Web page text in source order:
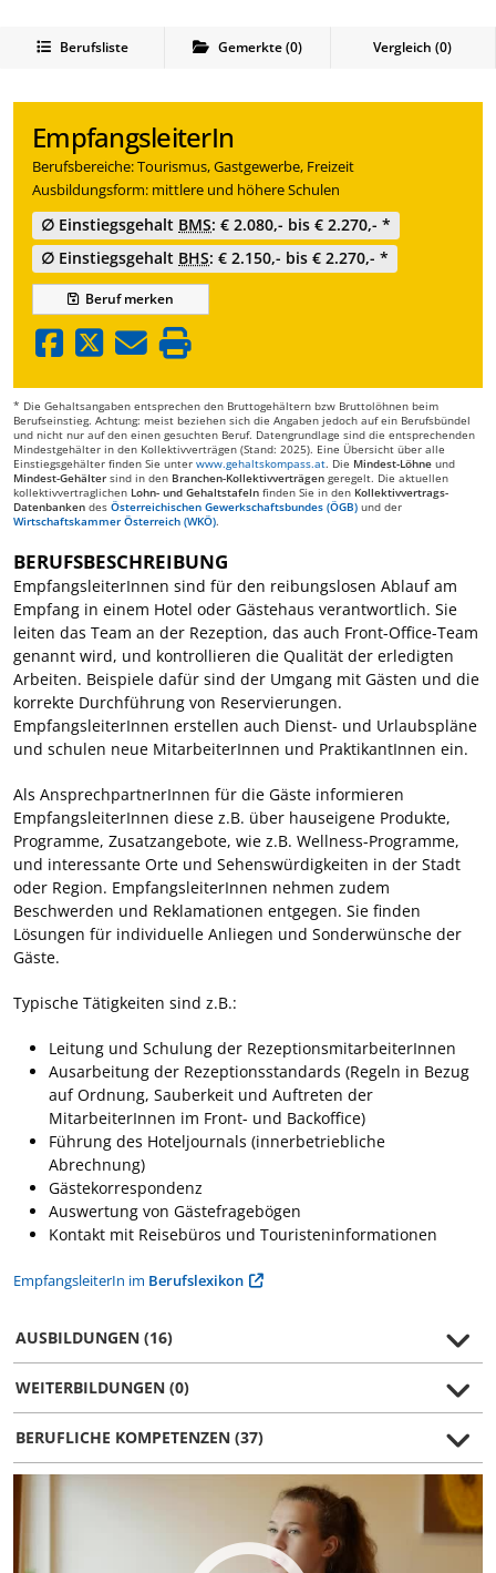
Berufsliste Gemerkte(0) Vergleich (0)
EmpfangsleiterIn
Berufsbereiche: Tourismus, Gastgewerbe, Freizeit
Ausbildungsform: mittlere und höhere Schulen
∅ Einstiegsgehalt BMS: € 2.080,- bis € 2.270,- *
∅ Einstiegsgehalt BHS: € 2.150,- bis € 2.270,- *
Berufmerken
* Die Gehaltsangaben entsprechen den Bruttogehältern bzw Bruttolöhnen beim
Berufseinstieg. Achtung: meist beziehen sich die Angaben jedoch auf ein Berufsbündel
und nicht nur auf den einen gesuchten Beruf. Datengrundlage sind die entsprechenden
Mindestgehälter in den Kollektivverträgen (Stand: 2025). Eine Übersicht über alle
Einstiegsgehälter finden Sie unter www.gehaltskompass.at. Die Mindest-Löhne und
Mindest-Gehälter sind in den Branchen-Kollektivverträgen geregelt. Die aktuellen
kollektivvertraglichen Lohn- und Gehaltstafeln finden Sie in den Kollektivvertrags-
Datenbanken des Österreichischen Gewerkschaftsbundes (ÖGB) und der
Wirtschaftskammer Österreich (WKÖ).
BERUFSBESCHREIBUNG
EmpfangsleiterInnen sind für den reibungslosen Ablauf am
Empfang in einem Hotel oder Gästehaus verantwortlich. Sie
leiten das Team an der Rezeption, das auch Front-Office-Team
genannt wird, und kontrollieren die Qualität der erledigten
Arbeiten. Beispiele dafür sind der Umgang mit Gästen und die
korrekte Durchführung von Reservierungen.
EmpfangsleiterInnen erstellen auch Dienst- und Urlaubspläne
und schulen neue MitarbeiterInnen und PraktikantInnen ein.
Als AnsprechpartnerInnen für die Gäste informieren
EmpfangsleiterInnen diese z.B. über hauseigene Produkte,
Programme, Zusatzangebote, wie z.B. Wellness-Programme,
und interessante Orte und Sehenswürdigkeiten in der Stadt
oder Region. EmpfangsleiterInnen nehmen zudem
Beschwerden und Reklamationen entgegen. Sie finden
Lösungen für individuelle Anliegen und Sonderwünsche der
Gäste.
Typische Tätigkeiten sind z.B.:
Leitung und Schulung der RezeptionsmitarbeiterInnen
Ausarbeitung der Rezeptionsstandards (Regeln in Bezug
auf Ordnung, Sauberkeit und Auftreten der
MitarbeiterInnen im Front- und Backoffice)
Führung des Hoteljournals (innerbetriebliche
Abrechnung)
Gästekorrespondenz
Auswertung von Gästefragebögen
Kontakt mit Reisebüros und Touristeninformationen
EmpfangsleiterIn im Berufslexikon
AUSBILDUNGEN (16)
WEITERBILDUNGEN (0)
BERUFLICHE KOMPETENZEN (37)